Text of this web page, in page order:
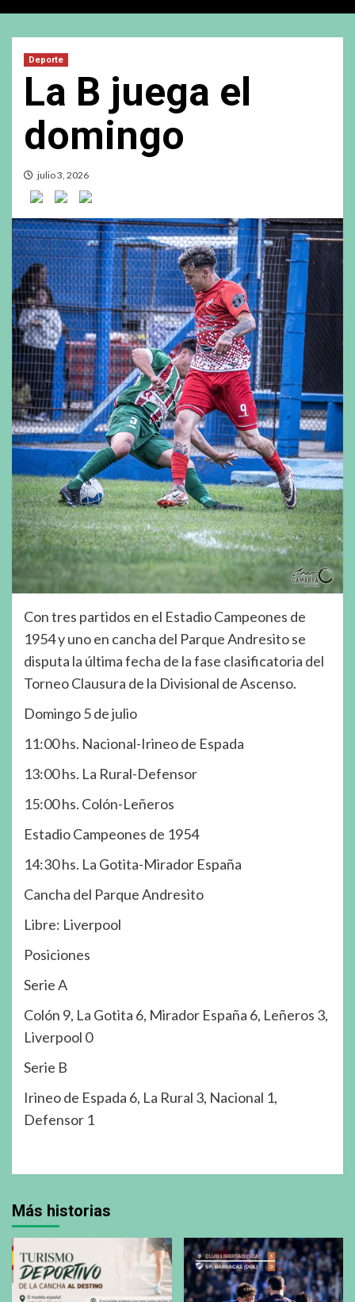
Deporte
La B juega el
domingo
julio 3, 2026
Con tres partidos en el Estadio Campeones de
1954 y uno en cancha del Parque Andresito se
disputa la última fecha de la fase clasificatoria del
Torneo Clausura de la Divisional de Ascenso.
Domingo 5 de julio
11:00 hs. Nacional-Irineo de Espada
13:00 hs. La Rural-Defensor
15:00 hs. Colón-Leñeros
Estadio Campeones de 1954
14:30 hs. La Gotita-Mirador España
Cancha del Parque Andresito
Libre: Liverpool
Posiciones
Serie A
Colón 9, La Gotita 6, Mirador España 6, Leñeros 3,
Liverpool 0
Serie B
Irineo de Espada 6, La Rural 3, Nacional 1,
Defensor 1
Más historias